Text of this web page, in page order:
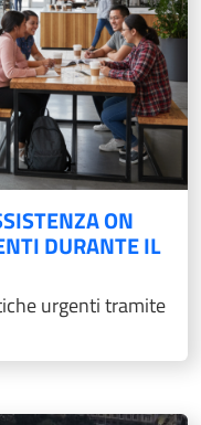
ON
DURANTE IL
urgenti tramite